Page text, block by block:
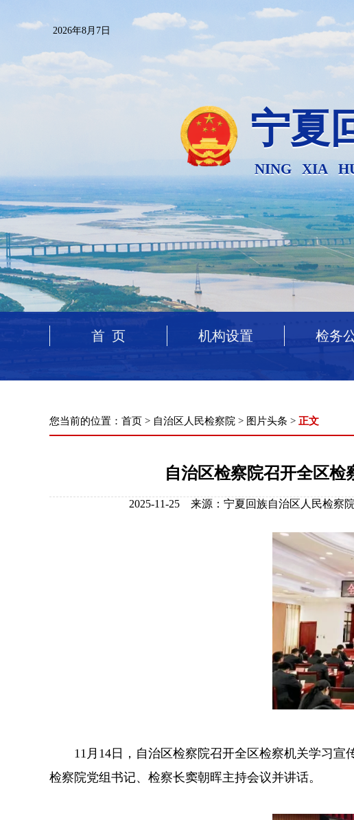
2026年8月7日
宁夏
NING XIA
首 页 机构设置 检务
您当前的位置： 首页 > 自治区人民检察院 > 图片头条 > 正文
自治区检察院召开全区
2025-11-25 来源：宁夏回族自治区人民检
11月14日，自治区检察院召开全区检察机关学习宣
检察院党组书记、检察长窦朝晖主持会议并讲话。